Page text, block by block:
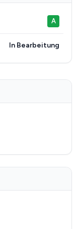
A
In Bearbeitung